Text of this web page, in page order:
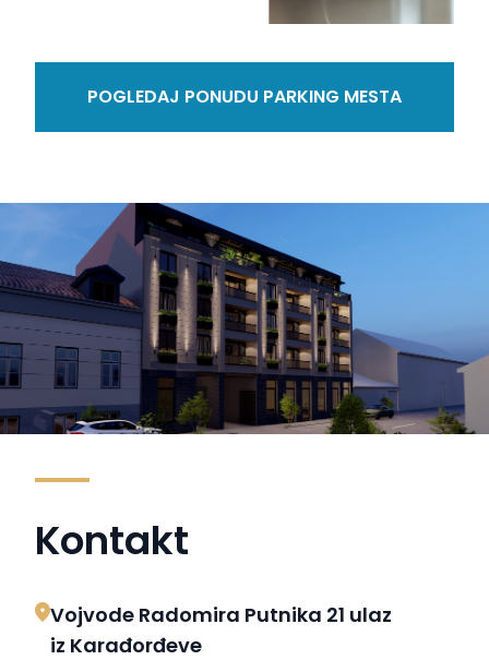
POGLEDAJ PONUDU PARKING MESTA
Kontakt
Vojvode Radomira Putnika 21 ulaz
iz Karađorđeve